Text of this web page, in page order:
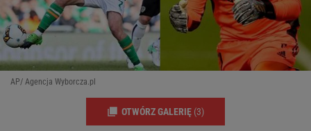
AP/ Agencja Wyborcza.pl
OTWÓRZ GALERIĘ (3)